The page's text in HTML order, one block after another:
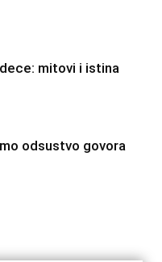
mitovi i istina
odsustvo govora